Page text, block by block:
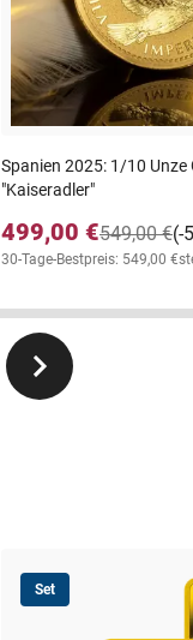
Spanien 2025: 1/10
"Kaiseradler"
499,00 € (-
549,00 €
30-Tage-Bestpreis: 549,00 €
Set